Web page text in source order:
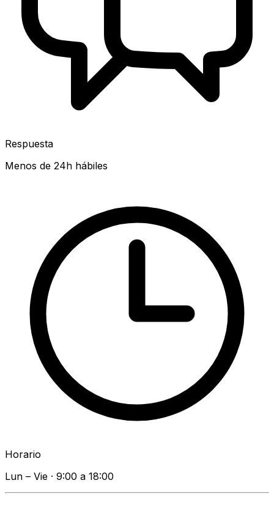
Respuesta
Menos de 24h hábiles
Horario
Lun – Vie · 9:00 a 18:00